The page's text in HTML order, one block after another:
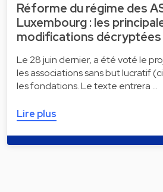
Réforme du régime des
Luxembourg : les
modifications décryptées
Le 28 juin dernier, a été voté le
les associations sans but lucratif
les fondations. Le texte entrera …
Lire plus